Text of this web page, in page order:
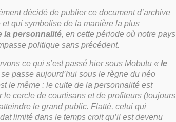
décidé de publier ce document d’archive
qui symbolise de la manière la plus
la personnalité, en cette période où notre pays
politique sans précédent.
ce qui s’est passé hier sous Mobutu « le
passe aujourd’hui sous le règne du néo
le même : le culte de la personnalité est
le cercle de courtisans et de profiteurs (toujours
le grand public. Flatté, celui qui
limité dans le temps croit qu’il est devenu